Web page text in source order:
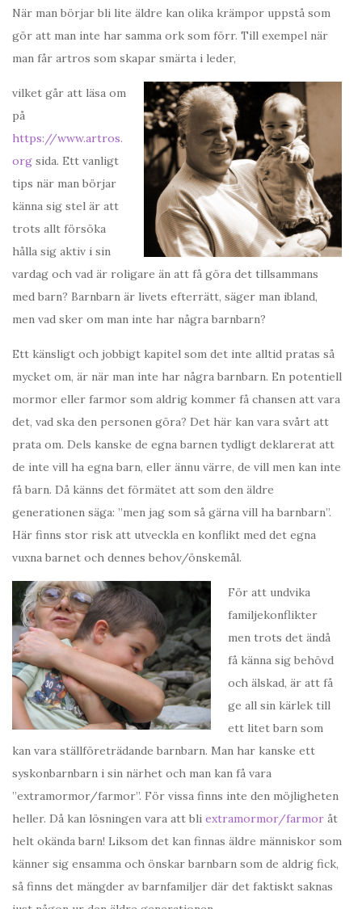
När man börjar bli lite äldre kan olika krämpor uppstå som
gör att man inte har samma ork som förr. Till exempel när
man får artros som skapar smärta i leder,
vilket går att läsa om
på
https://www.artros.
org sida. Ett vanligt
tips när man börjar
känna sig stel är att
trots allt försöka
hålla sig aktiv i sin
vardag och vad är roligare än att få göra det tillsammans
med barn? Barnbarn är livets efterrätt, säger man ibland,
men vad sker om man inte har några barnbarn?
Ett känsligt och jobbigt kapitel som det inte alltid pratas så
mycket om, är när man inte har några barnbarn. En potentiell
mormor eller farmor som aldrig kommer få chansen att vara
det, vad ska den personen göra? Det här kan vara svårt att
prata om. Dels kanske de egna barnen tydligt deklarerat att
de inte vill ha egna barn, eller ännu värre, de vill men kan inte
få barn. Då känns det förmätet att som den äldre
generationen säga: ”men jag som så gärna vill ha barnbarn”.
Här finns stor risk att utveckla en konflikt med det egna
vuxna barnet och dennes behov/önskemål.
För att undvika
familjekonflikter
men trots det ändå
få känna sig behövd
och älskad, är att få
ge all sin kärlek till
ett litet barn som
kan vara ställföreträdande barnbarn. Man har kanske ett
syskonbarnbarn i sin närhet och man kan få vara
”extramormor/farmor”. För vissa finns inte den möjligheten
heller. Då kan lösningen vara att bli extramormor/farmor åt
helt okända barn! Liksom det kan finnas äldre människor som
känner sig ensamma och önskar barnbarn som de aldrig fick,
så finns det mängder av barnfamiljer där det faktiskt saknas